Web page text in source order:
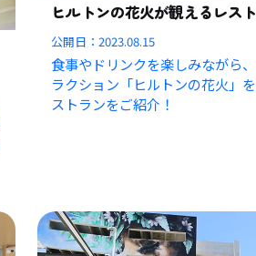
ヒルトンの花火が観えるレス
公開日：2023.08.15
食事やドリンクを楽しみながら
ラクション「ヒルトンの花火」
ストランをご紹介！